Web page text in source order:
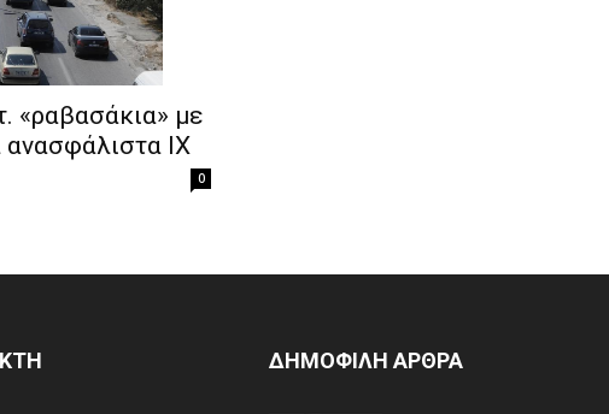
«ραβασάκια» με
ανασφάλιστα ΙΧ
0
ΔΗΜΟΦΙΛΗ ΑΡΘΡΑ